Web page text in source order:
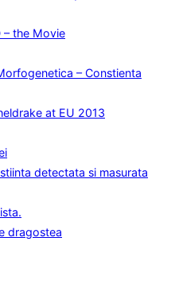
– the Movie
– Constienta
at EU 2013
detectata si masurata
dragostea